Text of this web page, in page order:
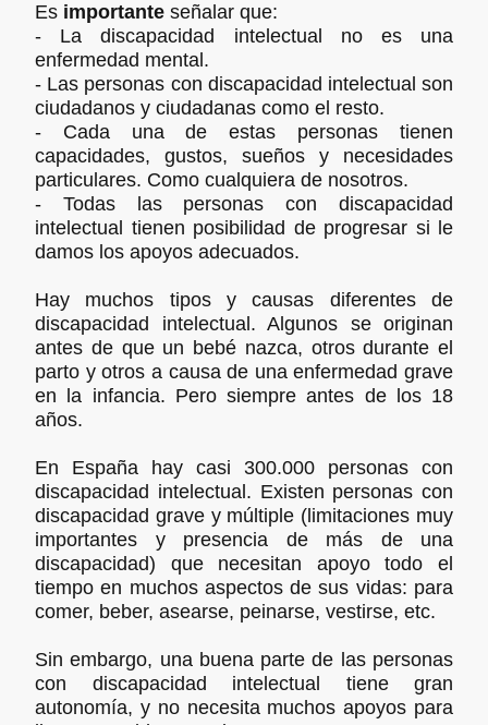
Es importante señalar que:
- La discapacidad intelectual no es una
enfermedad mental.
- Las personas con discapacidad intelectual son
ciudadanos y ciudadanas como el resto.
- Cada una de estas personas tienen
capacidades, gustos, sueños y necesidades
particulares. Como cualquiera de nosotros.
- Todas las personas con discapacidad
intelectual tienen posibilidad de progresar si le
damos los apoyos adecuados.
Hay muchos tipos y causas diferentes de
discapacidad intelectual. Algunos se originan
antes de que un bebé nazca, otros durante el
parto y otros a causa de una enfermedad grave
en la infancia. Pero siempre antes de los 18
años.
En España hay casi 300.000 personas con
discapacidad intelectual. Existen personas con
discapacidad grave y múltiple (limitaciones muy
importantes y presencia de más de una
discapacidad) que necesitan apoyo todo el
tiempo en muchos aspectos de sus vidas: para
comer, beber, asearse, peinarse, vestirse, etc.
Sin embargo, una buena parte de las personas
con discapacidad intelectual tiene gran
autonomía, y no necesita muchos apoyos para